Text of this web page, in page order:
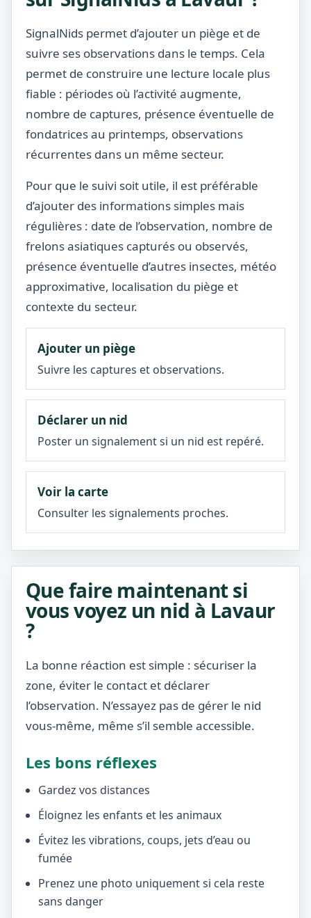
SignalNids permet d’ajouter un piège et de
suivre ses observations dans le temps. Cela
permet de construire une lecture locale plus
fiable : périodes où l’activité augmente,
nombre de captures, présence éventuelle de
fondatrices au printemps, observations
récurrentes dans un même secteur.
Pour que le suivi soit utile, il est préférable
d’ajouter des informations simples mais
régulières : date de l’observation, nombre de
frelons asiatiques capturés ou observés,
présence éventuelle d’autres insectes, météo
approximative, localisation du piège et
contexte du secteur.
Ajouter un piège
Suivre les captures et observations.
Déclarer un nid
Poster un signalement si un nid est repéré.
Voir la carte
Consulter les signalements proches.
Que faire maintenant si
vous voyez un nid à Lavaur
?
La bonne réaction est simple : sécuriser la
zone, éviter le contact et déclarer
l’observation. N’essayez pas de gérer le nid
vous-même, même s’il semble accessible.
Les bons réflexes
Gardez vos distances
Éloignez les enfants et les animaux
Évitez les vibrations, coups, jets d’eau ou
fumée
Prenez une photo uniquement si cela reste
sans danger